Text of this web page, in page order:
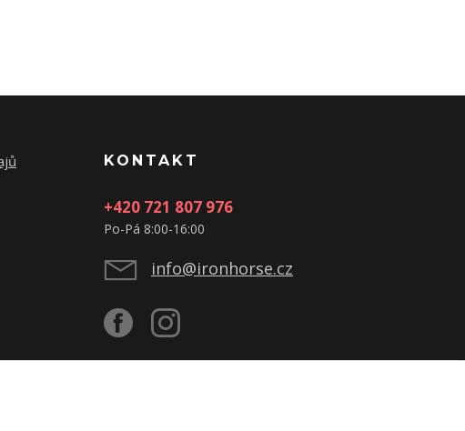
KONTAKT
+420 721 807 976
Po-Pá 8:00-16:00
info@ironhorse.cz